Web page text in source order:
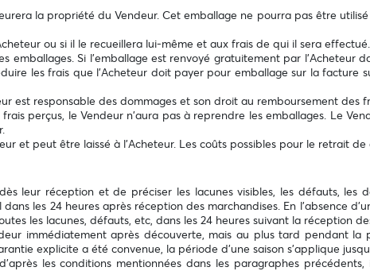
la propriété du Vendeur. Cet emballage ne pourra pas être
ou si il le recueillera lui-même et aux frais de qui il sera effectué.
emballages. Si l'emballage est renvoyé gratuitement par
les frais que l’Acheteur doit payer pour emballage sur la
est responsable des dommages et son droit au remboursement des
perçus, le Vendeur n'aura pas à reprendre les emballages. Le
et peut être laissé à l’Acheteur. Les coûts possibles pour le retrait
leur réception et de préciser les lacunes visibles, les défauts,
les 24 heures après réception des marchandises. En l'absence
les lacunes, défauts, etc, dans les 24 heures suivant la réception
immédiatement après découverte, mais au plus tard pendant la
explicite a été convenue, la période d'une saison s'applique
les conditions mentionnées dans les paragraphes